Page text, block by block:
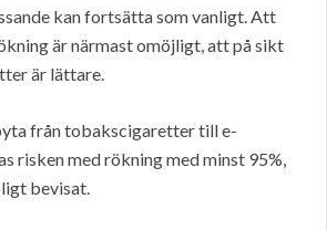
kan fortsätta som vanligt. Att
är närmast omöjligt, att på sikt
är lättare.
från tobakscigaretter till e-
risken med rökning med minst 95%,
bevisat.